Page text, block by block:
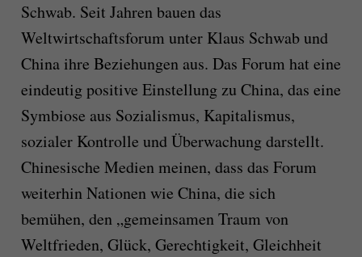
Schwab. Seit Jahren bauen das
Weltwirtschaftsforum unter Klaus Schwab und
China ihre Beziehungen aus. Das Forum hat eine
eindeutig positive Einstellung zu China, das eine
Symbiose aus Sozialismus, Kapitalismus,
sozialer Kontrolle und Überwachung darstellt.
Chinesische Medien meinen, dass das Forum
weiterhin Nationen wie China, die sich
bemühen, den „gemeinsamen Traum von
Weltfrieden, Glück, Gerechtigkeit, Gleichheit